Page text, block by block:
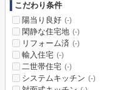
こだわり条件
陽当り良好 (-)
閑静な住宅地 (-)
リフォーム済 (-)
輸入住宅 (-)
二世帯住宅 (-)
システムキッチン (-)